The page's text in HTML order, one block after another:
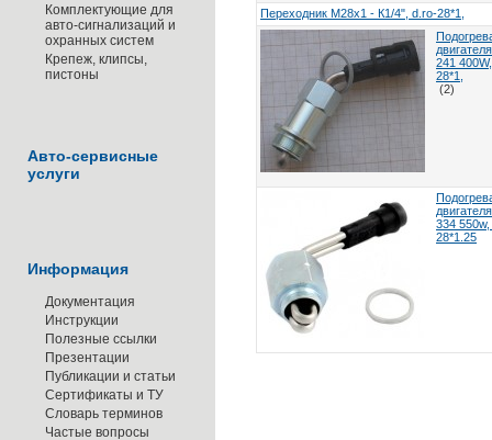
Комплектующие для
авто-сигнализаций и
охранных систем
Крепеж, клипсы,
пистоны
Авто-сервисные
услуги
Информация
Документация
Инструкции
Полезные ссылки
Презентации
Публикации и статьи
Сертификаты и ТУ
Словарь терминов
Частые вопросы
Переходник М28х1 - К1/4", d.ro-28*1,
241
28*1,
(2)
334
28*1.25